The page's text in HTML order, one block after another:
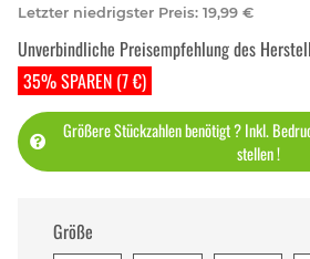
Letzter niedrigster Preis: 19,99 €
35% SPAREN (7 €)
Unverbindliche Preisempfehlung des
Größere Stückzahlen benötigt ? Inkl.
stellen !
Größe